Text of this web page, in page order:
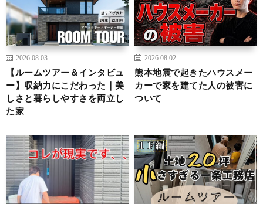
2026.08.03
【ルームツアー＆インタビュ
ー】収納力にこだわった｜美
しさと暮らしやすさを両立し
た家
2026.08.02
熊本地震で起きたハウスメー
カーで家を建てた人の被害に
ついて